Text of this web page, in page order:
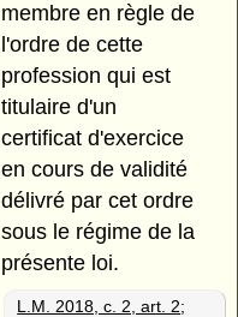
membre en règle de
l'ordre de cette
profession qui est
titulaire d'un
certificat d'exercice
en cours de validité
délivré par cet ordre
sous le régime de la
présente loi.
L.M. 2018, c. 2, art. 2;